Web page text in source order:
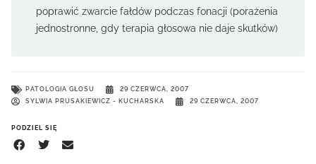
poprawić zwarcie fałdów podczas fonacji (porażenia
jednostronne, gdy terapia głosowa nie daje skutków)
PATOLOGIA GŁOSU
29 CZERWCA, 2007
SYLWIA PRUSAKIEWICZ - KUCHARSKA
29 CZERWCA, 2007
PODZIEL SIĘ